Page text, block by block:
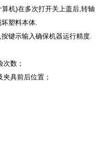
机)在多次打开关上盖后,转轴
塑料本体.
键示输入确保机器运行精度.
数；
具前后位置；